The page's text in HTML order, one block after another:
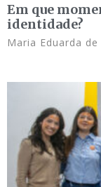
Em que
identidade?
Maria Eduarda